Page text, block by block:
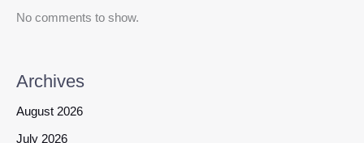
No comments to show.
Archives
August 2026
July 2026